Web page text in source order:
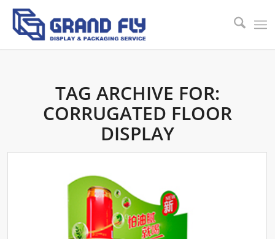
TAG ARCHIVE FOR:
CORRUGATED FLOOR
DISPLAY